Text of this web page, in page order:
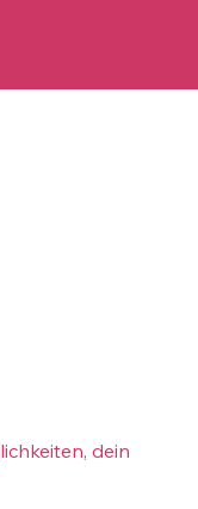
dein